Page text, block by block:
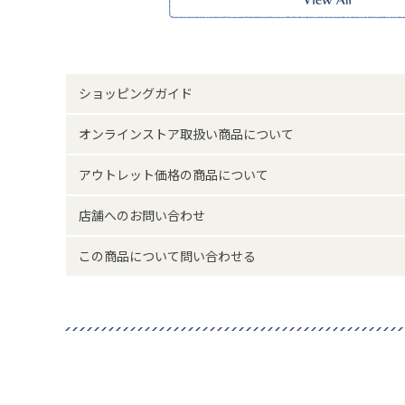
※賞味期限の関係上、食品と予約商品を同時に購入するこ
※実物の色味に近づけて撮影していますが、ご使用の端末
素材・原材料
原産国
ショッピングガイド
オンラインストア取扱い商品について
アウトレット価格の商品について
店舗へのお問い合わせ
この商品について問い合わせる